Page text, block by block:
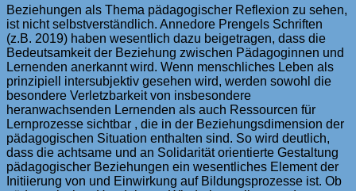
Beziehungen als Thema pädagogischer Reflexion zu sehen,
ist nicht selbstverständlich. Annedore Prengels Schriften
(z.B. 2019) haben wesentlich dazu beigetragen, dass die
Bedeutsamkeit der Beziehung zwischen Pädagoginnen und
Lernenden anerkannt wird. Wenn menschliches Leben als
prinzipiell intersubjektiv gesehen wird, werden sowohl die
besondere Verletzbarkeit von insbesondere
heranwachsenden Lernenden als auch Ressourcen für
Lernprozesse sichtbar , die in der Beziehungsdimension der
pädagogischen Situation enthalten sind. So wird deutlich,
dass die achtsame und an Solidarität orientierte Gestaltung
pädagogischer Beziehungen ein wesentliches Element der
Initiierung von und Einwirkung auf Bildungsprozesse ist. Ob